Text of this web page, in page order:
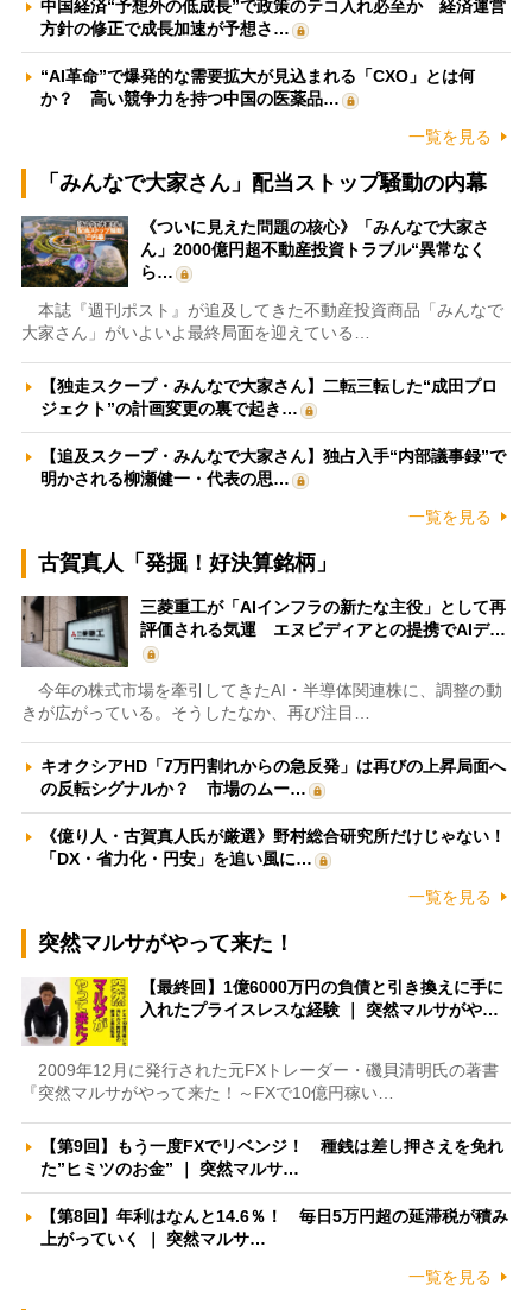
中国経済“予想外の低成長”で政策のテコ入れ必至か 経済運営
方針の修正で成長加速が予想さ…
“AI革命”で爆発的な需要拡大が見込まれる「CXO」とは何
か？ 高い競争力を持つ中国の医薬品…
一覧を見る
「みんなで大家さん」配当ストップ騒動の内幕
《ついに見えた問題の核心》「みんなで大家さ
ん」2000億円超不動産投資トラブル“異常なく
ら…
本誌『週刊ポスト』が追及してきた不動産投資商品「みんなで
大家さん」がいよいよ最終局面を迎えている…
【独走スクープ・みんなで大家さん】二転三転した“成田プロ
ジェクト”の計画変更の裏で起き…
【追及スクープ・みんなで大家さん】独占入手“内部議事録”で
明かされる柳瀬健一・代表の思…
一覧を見る
古賀真人「発掘！好決算銘柄」
三菱重工が「AIインフラの新たな主役」として再
評価される気運 エヌビディアとの提携でAIデ…
今年の株式市場を牽引してきたAI・半導体関連株に、調整の動
きが広がっている。そうしたなか、再び注目…
キオクシアHD「7万円割れからの急反発」は再びの上昇局面へ
の反転シグナルか？ 市場のムー…
《億り人・古賀真人氏が厳選》野村総合研究所だけじゃない！
「DX・省力化・円安」を追い風に…
一覧を見る
突然マルサがやって来た！
【最終回】1億6000万円の負債と引き換えに手に
入れたプライスレスな経験 ｜ 突然マルサがや…
2009年12月に発行された元FXトレーダー・磯貝清明氏の著書
『突然マルサがやって来た！～FXで10億円稼い…
【第9回】もう一度FXでリベンジ！ 種銭は差し押さえを免れ
た”ヒミツのお金” ｜ 突然マルサ…
【第8回】年利はなんと14.6％！ 毎日5万円超の延滞税が積み
上がっていく ｜ 突然マルサ…
一覧を見る